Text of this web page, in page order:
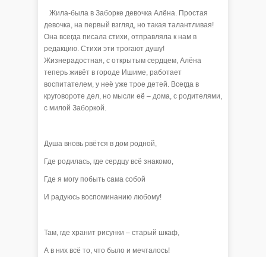
Жила-была в Заборке девочка Алёна. Простая
девочка, на первый взгляд, но такая талантливая!
Она всегда писала стихи, отправляла к нам в
редакцию. Стихи эти трогают душу!
Жизнерадостная, с открытым сердцем, Алёна
теперь живёт в городе Ишиме, работает
воспитателем, у неё уже трое детей. Всегда в
круговороте дел, но мысли её – дома, с родителями,
с милой Заборкой.
Душа вновь рвётся в дом родной,
Где родилась, где сердцу всё знакомо,
Где я могу побыть сама собой
И радуюсь воспоминанию любому!
Там, где хранит рисунки – старый шкаф,
А в них всё то, что было и мечталось!